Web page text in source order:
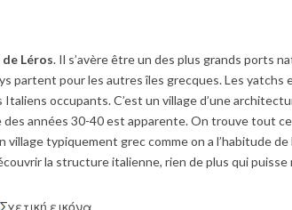
Léros. Il s’avère être un des plus grands ports
partent pour les autres îles grecques. Les yatchs
occupants. C’est un village d’une
des années 30-40 est apparente. On trouve tout
village typiquement grec comme on a l’habitude
la structure italienne, rien de plus qui puisse